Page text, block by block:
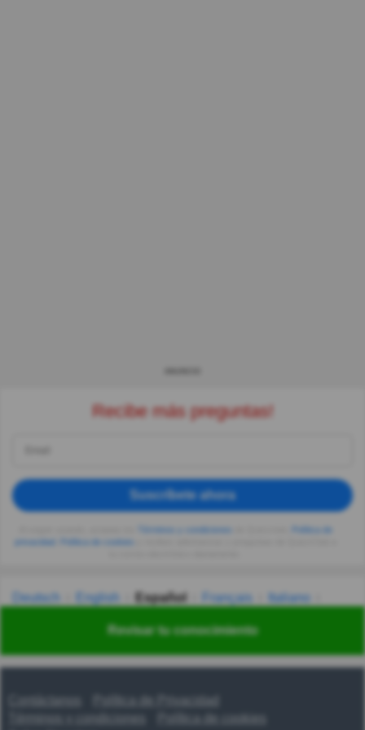
Revisar tu conocimiento
Recibe más preguntas!
Suscríbete ahora
privacidad
Deutsch English Español Français
Italiano
Українська हिन्दी 한국어 汉语
Contáctanos
Política de Privacidad
Términos y condiciones